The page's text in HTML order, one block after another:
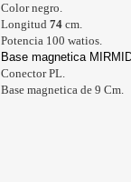
Color negro.
Longitud 74 cm.
Potencia 100 watios.
Base magnetica
Conector PL.
Base magnetica de 9 Cm.